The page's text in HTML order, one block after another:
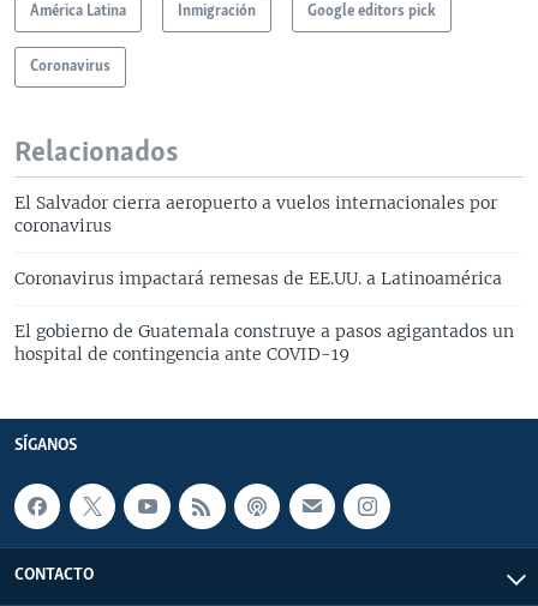
América Latina Inmigración Google editors pick
Coronavirus
Relacionados
El Salvador cierra aeropuerto a vuelos internacionales por
coronavirus
Coronavirus impactará remesas de EE.UU. a Latinoamérica
El gobierno de Guatemala construye a pasos agigantados un
hospital de contingencia ante COVID-19
SÍGANOS
CONTACTO